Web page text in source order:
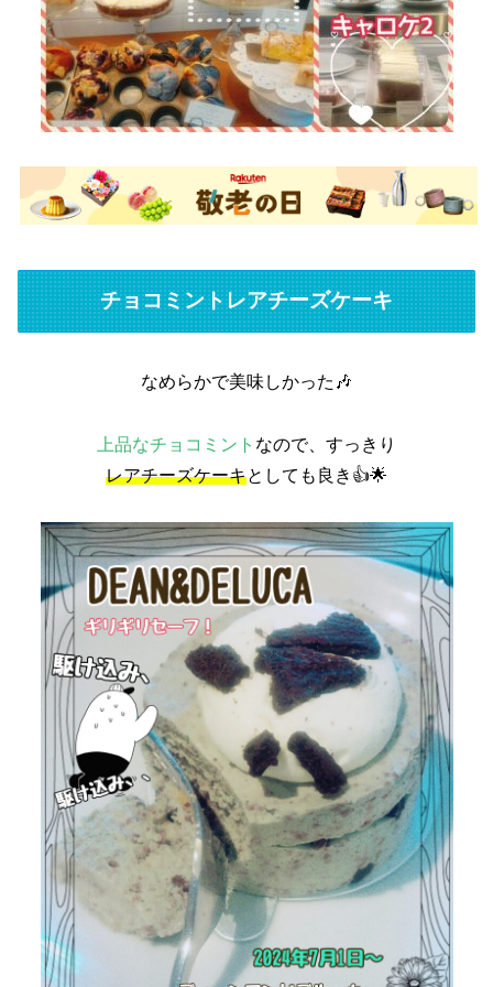
チョコミントレアチーズケーキ
なめらかで美味しかった🎶
上品なチョコミント なので、すっきり
レアチーズケーキとしても良き👍🌟